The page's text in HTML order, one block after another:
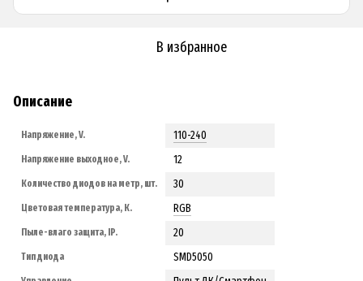
В избранное
Описание
Напряжение, V. 110-240
Напряжение выходное, V. 12
Количество диодов на метр, шт. 30
Цветовая температура, К. RGB
Пыле-влаго защита, IP. 20
Тип диода SMD5050